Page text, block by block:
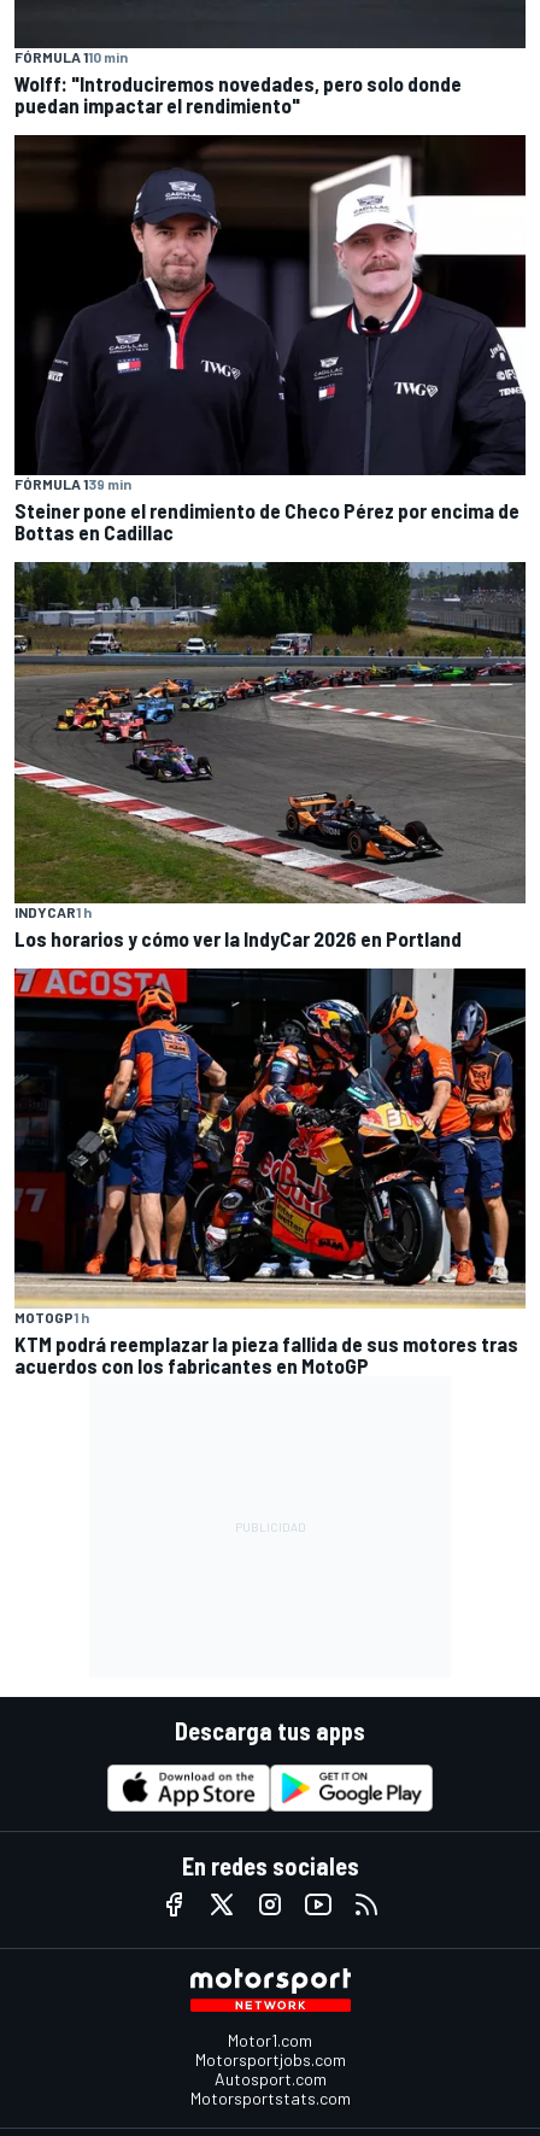
FÓRMULA 110 min
Wolff: "Introduciremos novedades, pero solo donde
puedan impactar el rendimiento"
FÓRMULA 139 min
Steiner pone el rendimiento de Checo Pérez por encima de
Bottas en Cadillac
INDYCAR1 h
Los horarios y cómo ver la IndyCar 2026 en Portland
MOTOGP1 h
KTM podrá reemplazar la pieza fallida de sus motores tras
acuerdos con los fabricantes en MotoGP
Descarga tus apps
En redes sociales
Motor1.com
Motorsportjobs.com
Autosport.com
Motorsportstats.com